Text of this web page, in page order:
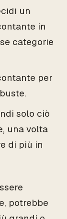
un
in
categorie
per
solo ciò
una volta
di più in
potrebbe